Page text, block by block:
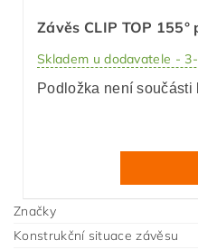
Závěs CLIP TOP 155°
Skladem u dodavatele -
Podložka není součásti
Značky
Konstrukční situace závěsu